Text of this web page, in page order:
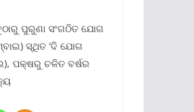
ପୁରୁଣା ସଂଗଠିତ ଯୋଗ
ସ୍ଥିତ ‘ଦି ଯୋଗ
ପକ୍ଷରୁ ଚଳିତ ବର୍ଷର